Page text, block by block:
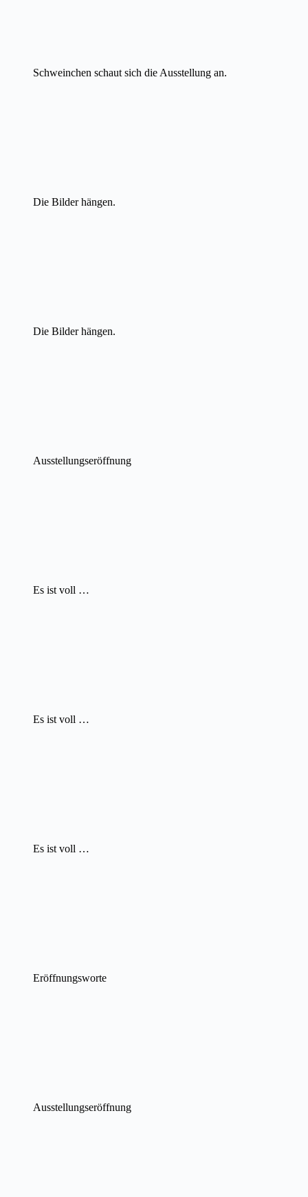
Schweinchen schaut sich die Ausstellung an.
Die Bilder hängen.
Die Bilder hängen.
Ausstellungseröffnung
Es ist voll …
Es ist voll …
Es ist voll …
Eröffnungsworte
Ausstellungseröffnung